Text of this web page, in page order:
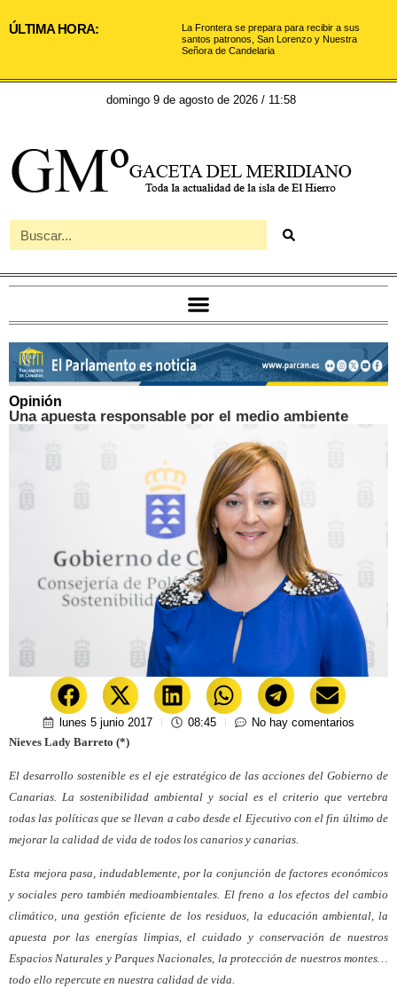
ÚLTIMA HORA:
La Frontera se prepara para recibir a sus
santos patronos, San Lorenzo y Nuestra
Señora de Candelaria
domingo 9 de agosto de 2026 / 11:58
Opinión
Una apuesta responsable por el medio ambiente
lunes 5 junio 2017 08:45
No hay comentarios
Nieves Lady Barreto (*)
El desarrollo sostenible es el eje estratégico de las acciones del Gobierno de
Canarias. La sostenibilidad ambiental y social es el criterio que vertebra
todas las políticas que se llevan a cabo desde el Ejecutivo con el fin último de
mejorar la calidad de vida de todos los canarios y canarias.
Esta mejora pasa, indudablemente, por la conjunción de factores económicos
y sociales pero también medioambientales. El freno a los efectos del cambio
climático, una gestión eficiente de los residuos, la educación ambiental, la
apuesta por las energías limpias, el cuidado y conservación de nuestros
Espacios Naturales y Parques Nacionales, la protección de nuestros montes…
todo ello repercute en nuestra calidad de vida.